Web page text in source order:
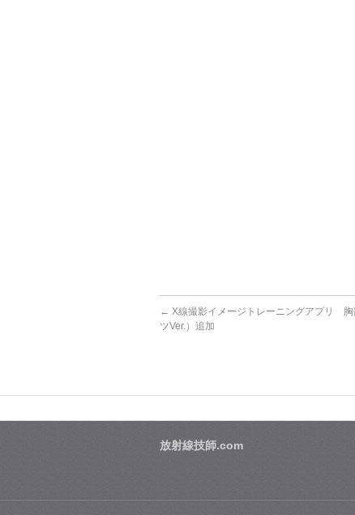
← X線撮影イメージトレーニングアプリ 胸
ツVer.）追加
放射線技師.com